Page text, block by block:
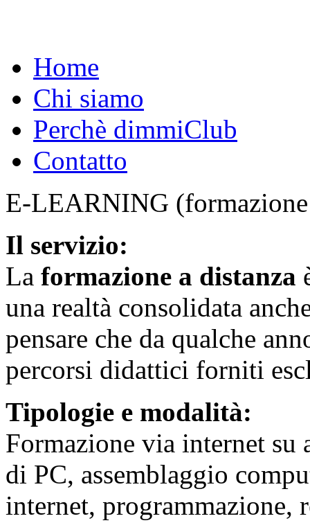
Home
Chi siamo
Perchè dimmiClub
Contatto
E-LEARNING (formazione
Il servizio:
La formazione a distanza
una realtà consolidata
pensare che da qualche
percorsi didattici forniti
Tipologie e modalità:
Formazione via internet su
di PC, assemblaggio
internet, programmazione,